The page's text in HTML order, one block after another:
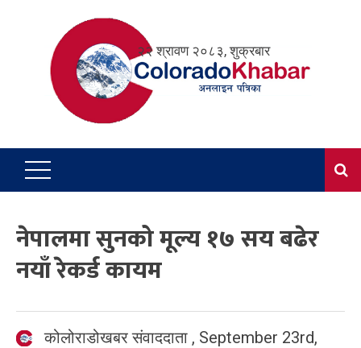
२२ श्रावण २०८३, शुक्रबार
नेपालमा सुनको मूल्य १७ सय बढेर
नयाँ रेकर्ड कायम
कोलोराडोखबर संवाददाता , September 23rd,